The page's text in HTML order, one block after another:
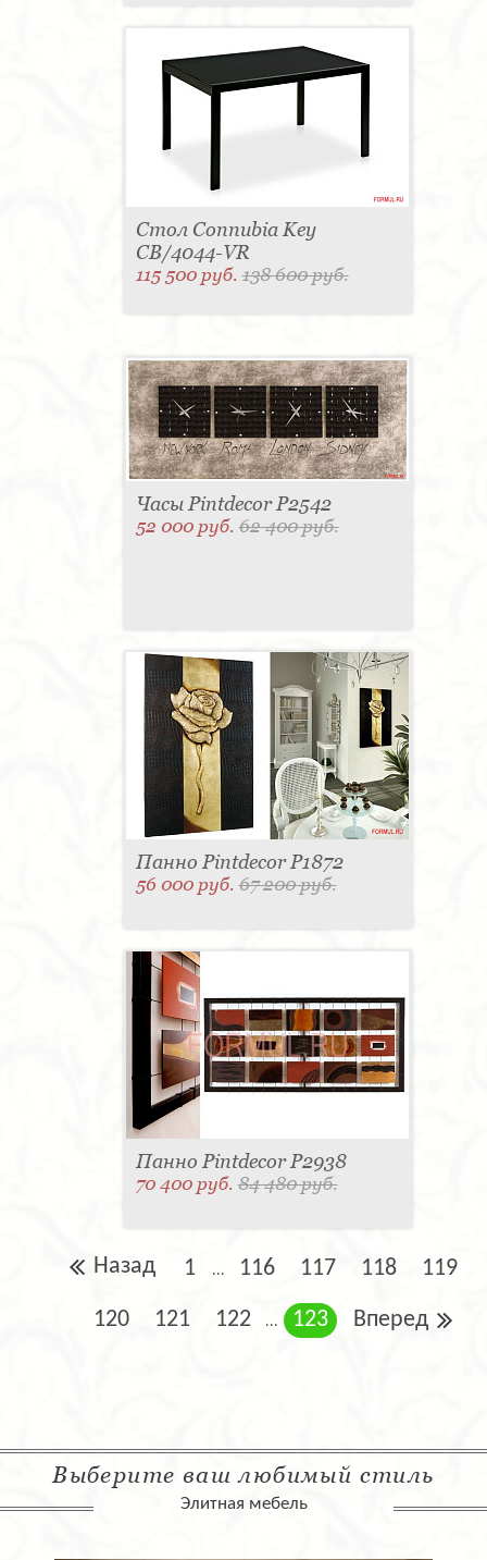
Стол Connubia Key
CB/4044-VR
115 500 руб.138 600 руб.
Часы Pintdecor P2542
52 000 руб.62 400 руб.
Панно Pintdecor P1872
56 000 руб.67 200 руб.
Панно Pintdecor P2938
70 400 руб.84 480 руб.
Назад 1 ... 116 117 118 119
120 121 122 ... 123 Вперед
Выберите ваш любимый стиль
Элитная мебель